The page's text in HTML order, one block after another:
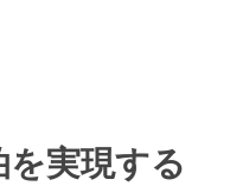
実現する